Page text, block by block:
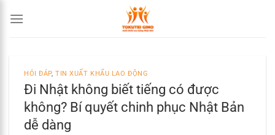
đến
HỎI ĐÁP,TIN XUẤT KHẨU LAO ĐỘNG
Đi Nhật không biết tiếng có được
không? Bí quyết chinh phục Nhật Bản
dễ dàng